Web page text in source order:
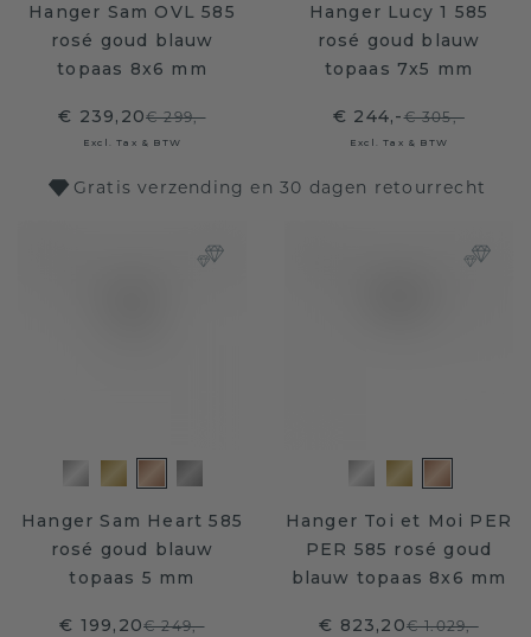
Hanger Sam OVL 585
rosé goud blauw
topaas 8x6 mm
€ 239,20€ 299,-
Excl. Tax & BTW
Hanger Lucy 1 585
rosé goud blauw
topaas 7x5 mm
€ 244,-€ 305,-
Excl. Tax & BTW
Gratis verzending en 30 dagen retourrecht
Hanger Sam Heart 585
rosé goud blauw
topaas 5 mm
€ 199,20€ 249,-
Hanger Toi et Moi PER
PER 585 rosé goud
blauw topaas 8x6 mm
€ 823,20€ 1.029,-